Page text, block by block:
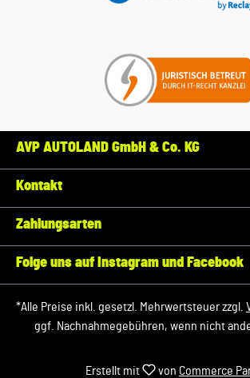
AVP AUTOLAND GmbH & Co. KG
Kontakt
Zahlungsarten
Folge uns auf Instagram und Facebook
*Alle Preise inkl. gesetzl. Mehrwertsteuer zzgl.
ggf. Nachnahmegebühren, wenn nicht
Erstellt mit von Commerce